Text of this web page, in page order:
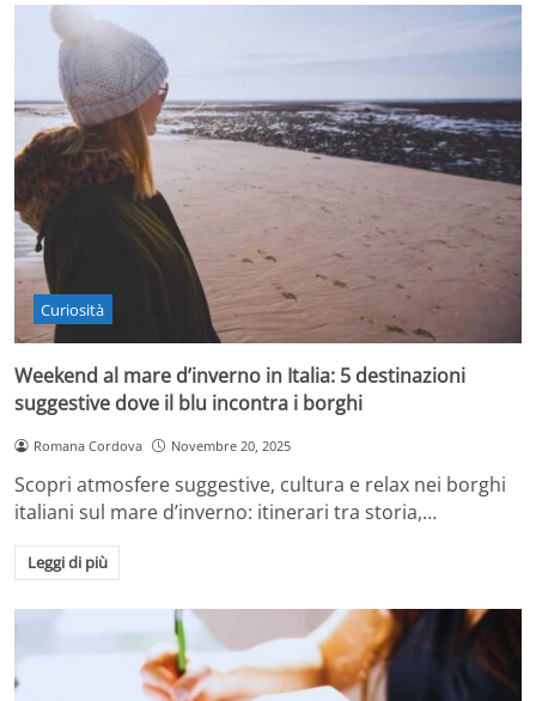
Curiosità
Weekend al mare d’inverno in Italia: 5 destinazioni
suggestive dove il blu incontra i borghi
Romana Cordova Novembre 20, 2025
Scopri atmosfere suggestive, cultura e relax nei borghi
italiani sul mare d’inverno: itinerari tra storia,…
Leggi di più